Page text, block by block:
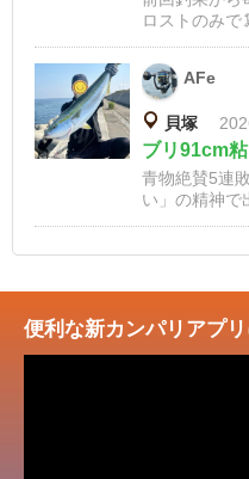
ロストのみで
AFe
貝塚
ブリ91cm粘
青物絶賛5連
い」の精神で
便利な新カンパリアプリ